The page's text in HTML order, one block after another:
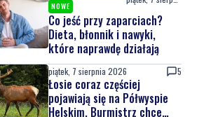
NOWE
Co jeść przy zaparciach?
Dieta, błonnik i nawyki,
które naprawdę działają
piątek, 7 sierpnia 2026 5
Łosie coraz częściej
pojawiają się na Półwyspie
Helskim. Burmistrz chce